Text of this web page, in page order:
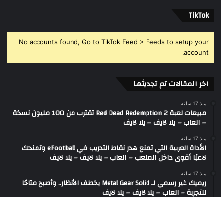
‫TikTok
No accounts found, Go to TikTok Feed > Feeds to setup your
account.
اخر المقالات تم تجديثها
منذ 17 ساعة
مبيعات لعبة Red Dead Redemption 2 تقترب من 100 مليون نسخة
– العاب – يلا لايف – يلا لايف
منذ 17 ساعة
الأداة العربية التي تمنع هدر نقاط التدريب في eFootball وتمنحك
لاعبًا أقوى داخل الملعب – العاب – يلا لايف – يلا لايف
منذ 17 ساعة
ريميك غير رسمي لـ Metal Gear Solid يخطف الأنظار.. وأصبح متاحًا
للتجربة – العاب – يلا لايف – يلا لايف